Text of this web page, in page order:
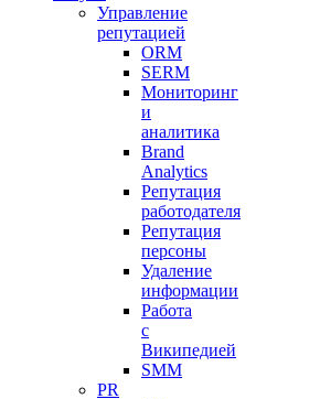
Управление
репутацией
ORM
SERM
Мониторинг
и
аналитика
Brand
Analytics
Репутация
работодателя
Репутация
персоны
Удаление
информации
Работа
с
Википедией
SMM
PR